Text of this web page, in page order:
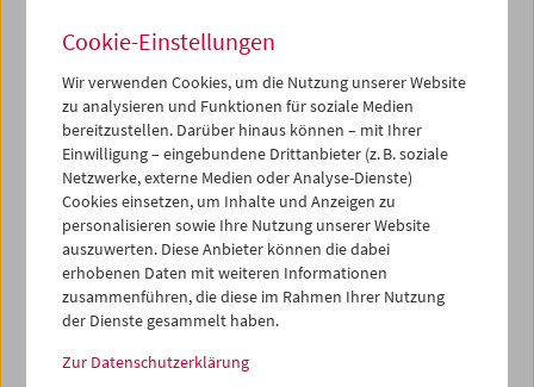
Linklater, geboren 1960 im texanischen Houston, weiß,
wovon er spricht, wenn er von unterbezahlter Arbeit
erzählt: Anfang der Achtziger verdiente er sich
zweieinhalb Jahre lang seinen Lebensunterhalt auf einer
Ölbohrinsel im Golf von Mexiko.
Die Flexibilität des jugendlichen Gelegenheitsarbeiters
hat sich Richard Linklater auch als Filmemacher bewahrt:
Er fertigt kritische, politisch differenzierte Amerika-
Analysen, philosophische Reisefilme und exzentrische
Teenager-Lustspiele mit ebenso großer Detailfreude wie
Kammerspiele (Tape, 2001), Neo-Western (The Newton
, 1998) und kleine Straßendramen (
Cookie-Einstellungen
Wir verwenden Cookies, um die Nutzung unserer Website
zu analysieren und Funktionen für soziale Medien
bereitzustellen. Darüber hinaus können – mit Ihrer
Einwilligung – eingebundene Drittanbieter (z. B. soziale
Netzwerke, externe Medien oder Analyse-Dienste)
Cookies einsetzen, um Inhalte und Anzeigen zu
personalisieren sowie Ihre Nutzung unserer Website
auszuwerten. Diese Anbieter können die dabei
erhobenen Daten mit weiteren Informationen
zusammenführen, die diese im Rahmen Ihrer Nutzung
der Dienste gesammelt haben.
Zur Datenschutzerklärung